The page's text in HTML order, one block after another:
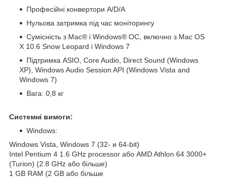
Професійні конвертори A/D/A
Нульова затримка під час моніторингу
Сумісність з Mac® і Windows® ОС, включно з Mac OS
X 10.6 Snow Leopard і Windows 7
Підтримка ASIO, Core Audio, Direct Sound (Windows
XP), Windows Audio Session API (Windows Vista and
Windows 7)
Вага: 0,8 кг
Системні вимоги:
Windows:
Windows Vista, Windows 7 (32- и 64-bit)
Intel Pentium 4 1.6 GHz processor або AMD Athlon 64 3000+
(Turion) (2.8 GHz або більше)
1 GB RAM (2 GB або більше